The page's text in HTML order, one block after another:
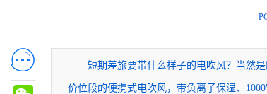
短期差旅要带什么样子的电吹风？当然
价位段的便携式电吹风，带负离子保湿、